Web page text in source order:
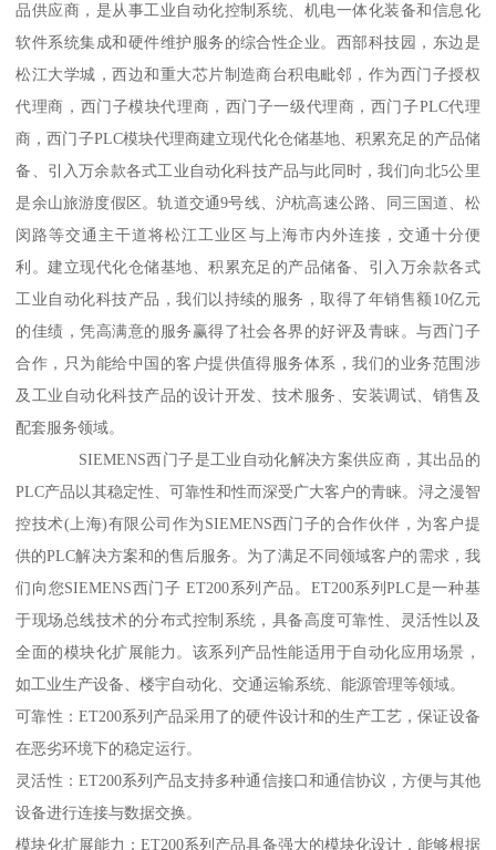
品供应商，是从事工业自动化控制系统、机电一体化装备和信息化
软件系统集成和硬件维护服务的综合性企业。西部科技园，东边是
松江大学城，西边和重大芯片制造商台积电毗邻，作为西门子授权
代理商，西门子模块代理商，西门子一级代理商，西门子PLC代理
商，西门子PLC模块代理商建立现代化仓储基地、积累充足的产品储
备、引入万余款各式工业自动化科技产品与此同时，我们向北5公里
是余山旅游度假区。轨道交通9号线、沪杭高速公路、同三国道、松
闵路等交通主干道将松江工业区与上海市内外连接，交通十分便
利。建立现代化仓储基地、积累充足的产品储备、引入万余款各式
工业自动化科技产品，我们以持续的服务，取得了年销售额10亿元
的佳绩，凭高满意的服务赢得了社会各界的好评及青睐。与西门子
合作，只为能给中国的客户提供值得服务体系，我们的业务范围涉
及工业自动化科技产品的设计开发、技术服务、安装调试、销售及
配套服务领域。
SIEMENS西门子是工业自动化解决方案供应商，其出品的
PLC产品以其稳定性、可靠性和性而深受广大客户的青睐。浔之漫智
控技术(上海)有限公司作为SIEMENS西门子的合作伙伴，为客户提
供的PLC解决方案和的售后服务。为了满足不同领域客户的需求，我
们向您SIEMENS西门子 ET200系列产品。ET200系列PLC是一种基
于现场总线技术的分布式控制系统，具备高度可靠性、灵活性以及
全面的模块化扩展能力。该系列产品性能适用于自动化应用场景，
如工业生产设备、楼宇自动化、交通运输系统、能源管理等领域。
可靠性：ET200系列产品采用了的硬件设计和的生产工艺，保证设备
在恶劣环境下的稳定运行。
灵活性：ET200系列产品支持多种通信接口和通信协议，方便与其他
设备进行连接与数据交换。
模块化扩展能力：ET200系列产品具备强大的模块化设计，能够根据